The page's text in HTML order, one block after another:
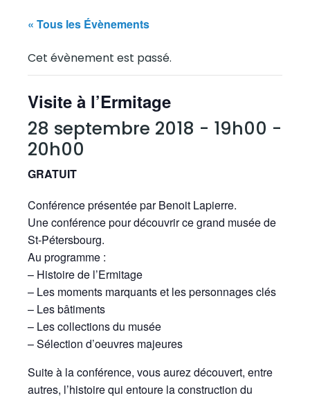
« Tous les Évènements
Cet évènement est passé.
Visite à l’Ermitage
28 septembre 2018 - 19h00 -
20h00
GRATUIT
Conférence présentée par Benoit Lapierre.
Une conférence pour découvrir ce grand musée de
St-Pétersbourg.
Au programme :
– Histoire de l’Ermitage
– Les moments marquants et les personnages clés
– Les bâtiments
– Les collections du musée
– Sélection d’oeuvres majeures
Suite à la conférence, vous aurez découvert, entre
autres, l’histoire qui entoure la construction du